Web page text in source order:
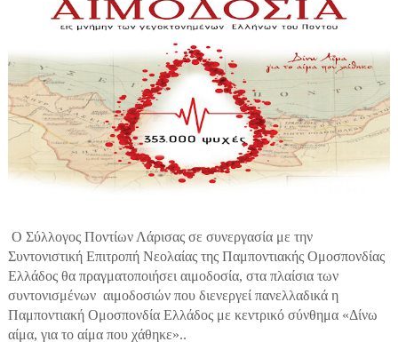
Ο Σύλλογος Ποντίων Λάρισας σε συνεργασία με την
Συντονιστική Επιτροπή Νεολαίας της Παμποντιακής Ομοσπονδίας
Ελλάδος θα πραγματοποιήσει αιμοδοσία, στα πλαίσια των
συντονισμένων αιμοδοσιών που διενεργεί πανελλαδικά η
Παμποντιακή Ομοσπονδία Ελλάδος με κεντρικό σύνθημα «Δίνω
αίμα, για το αίμα που χάθηκε»..